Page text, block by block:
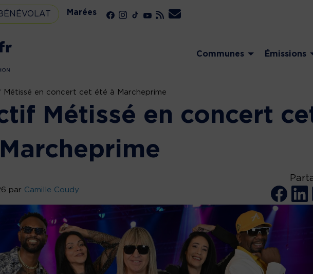
Marées
Communes Émissions
Métissé en concert cet été à Marcheprime
Métissé en concert
par Camille Coudy